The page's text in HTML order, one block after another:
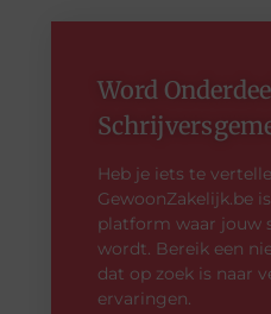
Word
Heb je iets te
GewoonZakelijk.be
platform waar jouw
wordt. Bereik een
dat op zoek is naar
ervaringen.